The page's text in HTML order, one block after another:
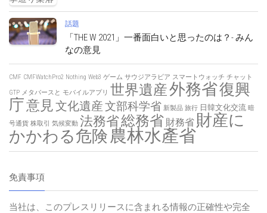
話題
「THE W 2021」一番面白いと思ったのは？- みん
なの意見
CMF CMFWatchPro2 Nothing Web3 ゲーム サウジアラビア スマートウォッチ チャット
GTP メタバースと モバイルアプリ 世界遺産外務省復興
庁意見文化遺産文部科学省 新製品 旅行 日韓文化交流 暗
号通貨 株取引 気候変動 法務省総務省 財務省 財産に
かかわる危険農林水產省
免責事項
当社は、このプレスリリースに含まれる情報の正確性や完全